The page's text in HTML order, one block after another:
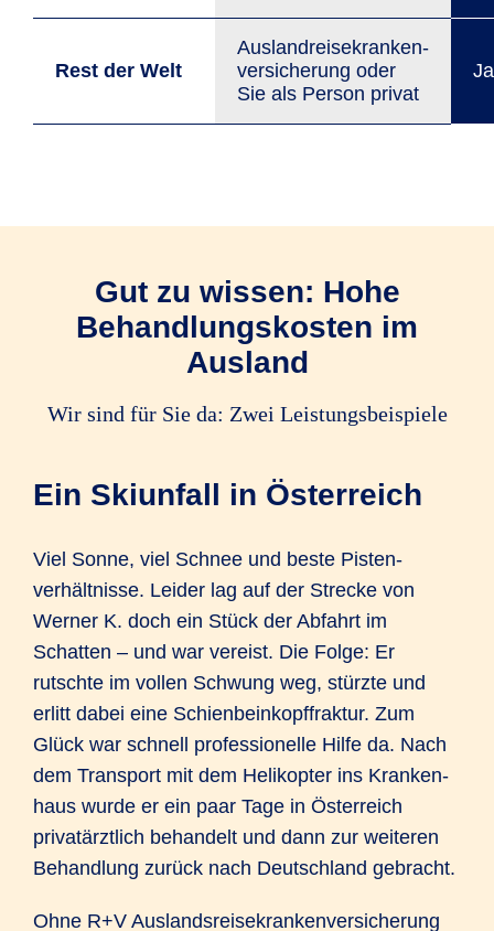
Rest der Welt
Auslandreisekranken­
versicherung oder
Sie als Person privat
Ja
Gut zu wissen: Hohe
Behandlungs­kosten im
Ausland
Wir sind für Sie da: Zwei Leistungsbeispiele
Ein Skiunfall in Österreich
Viel Sonne, viel Schnee und beste Pisten­
verhält­nisse. Leider lag auf der Strecke von
Werner K. doch ein Stück der Abfahrt im
Schatten – und war vereist. Die Folge: Er
rutschte im vollen Schwung weg, stürzte und
erlitt dabei eine Schien­bein­kopf­fraktur. Zum
Glück war schnell professio­nelle Hilfe da. Nach
dem Trans­port mit dem Heli­kopter ins Kranken­
haus wurde er ein paar Tage in Öster­reich
privat­ärztlich behandelt und dann zur weiteren
Behand­lung zurück nach Deutsch­land gebracht.
Ohne R+V Auslands­reise­kranken­versicherung